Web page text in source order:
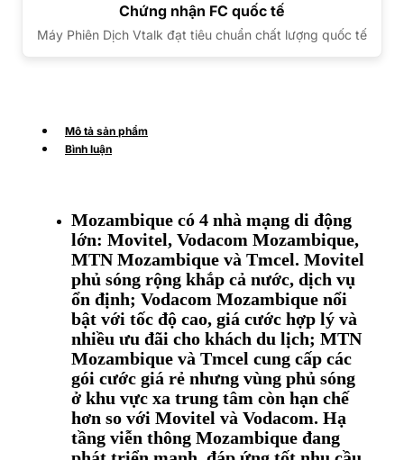
Chứng nhận FC quốc tế
Máy Phiên Dịch Vtalk đạt tiêu chuẩn chất lượng quốc tế
Mô tả sản phẩm
Bình luận
Mozambique có 4 nhà mạng di động
lớn: Movitel, Vodacom Mozambique,
MTN Mozambique và Tmcel. Movitel
phủ sóng rộng khắp cả nước, dịch vụ
ổn định; Vodacom Mozambique nổi
bật với tốc độ cao, giá cước hợp lý và
nhiều ưu đãi cho khách du lịch; MTN
Mozambique và Tmcel cung cấp các
gói cước giá rẻ nhưng vùng phủ sóng
ở khu vực xa trung tâm còn hạn chế
hơn so với Movitel và Vodacom. Hạ
tầng viễn thông Mozambique đang